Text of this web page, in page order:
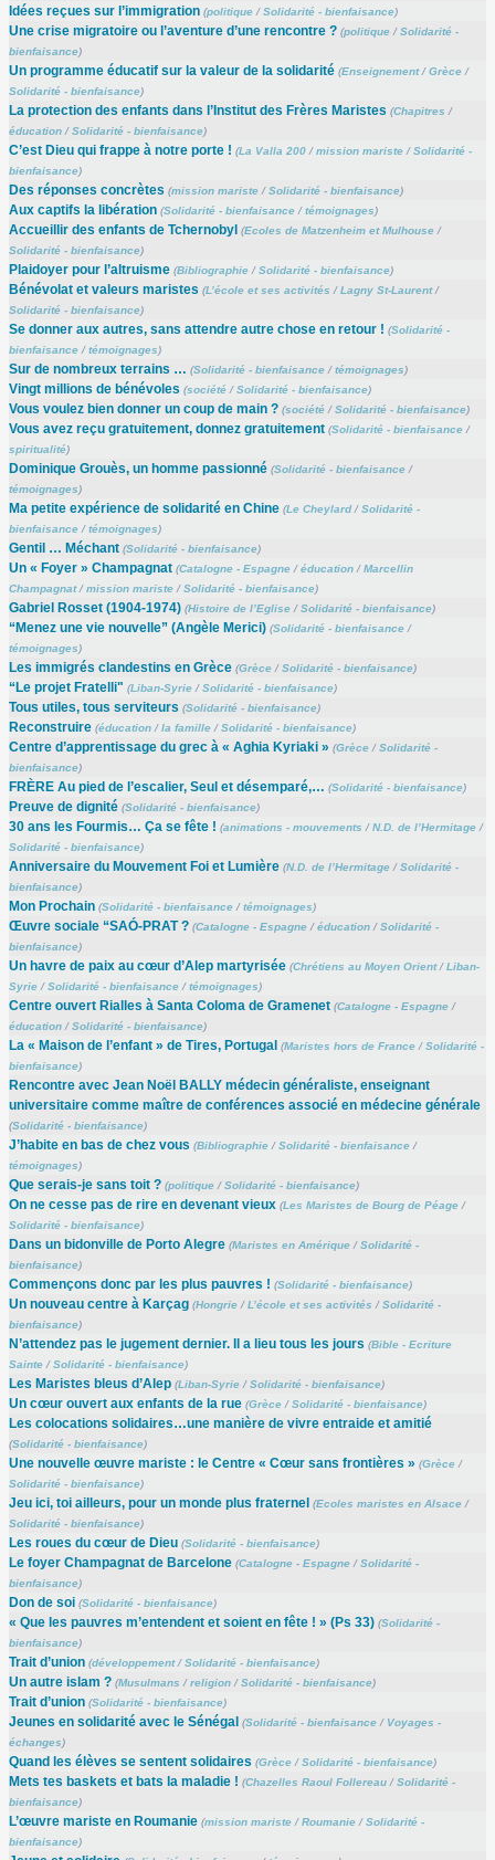
Idées reçues sur l’immigration (politique/Solidarité - bienfaisance)
Une crise migratoire ou l’aventure d’une rencontre ? (politique/Solidarité -
bienfaisance)
Un programme éducatif sur la valeur de la solidarité (Enseignement/Grèce/
Solidarité - bienfaisance)
La protection des enfants dans l’Institut des Frères Maristes (Chapitres /
éducation/Solidarité - bienfaisance)
C’est Dieu qui frappe à notre porte ! (La Valla 200/mission mariste/Solidarité -
bienfaisance)
Des réponses concrètes (mission mariste/Solidarité - bienfaisance)
Aux captifs la libération (Solidarité - bienfaisance/témoignages)
Accueillir des enfants de Tchernobyl (Ecoles de Matzenheim et Mulhouse/
Solidarité - bienfaisance)
Plaidoyer pour l’altruisme (Bibliographie/Solidarité - bienfaisance)
Bénévolat et valeurs maristes (L’école et ses activités /Lagny St-Laurent/
Solidarité - bienfaisance)
Se donner aux autres, sans attendre autre chose en retour ! (Solidarité -
bienfaisance/témoignages)
Sur de nombreux terrains … (Solidarité - bienfaisance/témoignages)
Vingt millions de bénévoles (société/Solidarité - bienfaisance)
Vous voulez bien donner un coup de main ? (société/Solidarité - bienfaisance)
Vous avez reçu gratuitement, donnez gratuitement (Solidarité - bienfaisance/
spiritualité)
Dominique Grouès, un homme passionné (Solidarité - bienfaisance/
témoignages)
Ma petite expérience de solidarité en Chine (Le Cheylard/Solidarité -
bienfaisance/témoignages)
Gentil … Méchant (Solidarité - bienfaisance)
Un « Foyer » Champagnat (Catalogne - Espagne/éducation/Marcellin
Champagnat/mission mariste/Solidarité - bienfaisance)
Gabriel Rosset (1904-1974) (Histoire de l’Eglise/Solidarité - bienfaisance)
“Menez une vie nouvelle” (Angèle Merici) (Solidarité - bienfaisance/
témoignages)
Les immigrés clandestins en Grèce (Grèce/Solidarité - bienfaisance)
“Le projet Fratelli" (Liban-Syrie/Solidarité - bienfaisance)
Tous utiles, tous serviteurs (Solidarité - bienfaisance)
Reconstruire (éducation/la famille/Solidarité - bienfaisance)
Centre d’apprentissage du grec à « Aghia Kyriaki » (Grèce/Solidarité -
bienfaisance)
FRÈRE Au pied de l’escalier, Seul et désemparé,… (Solidarité - bienfaisance)
Preuve de dignité (Solidarité - bienfaisance)
30 ans les Fourmis… Ça se fête ! (animations - mouvements /N.D. de l’Hermitage/
Solidarité - bienfaisance)
Anniversaire du Mouvement Foi et Lumière (N.D. de l’Hermitage/Solidarité -
bienfaisance)
Mon Prochain (Solidarité - bienfaisance/témoignages)
Œuvre sociale “SAÓ-PRAT ? (Catalogne - Espagne/éducation/Solidarité -
bienfaisance)
Un havre de paix au cœur d’Alep martyrisée (Chrétiens au Moyen Orient/Liban-
Syrie/Solidarité - bienfaisance/témoignages)
Centre ouvert Rialles à Santa Coloma de Gramenet (Catalogne - Espagne/
éducation/Solidarité - bienfaisance)
La « Maison de l’enfant » de Tires, Portugal (Maristes hors de France/Solidarité -
bienfaisance)
Rencontre avec Jean Noël BALLY médecin généraliste, enseignant
universitaire comme maître de conférences associé en médecine générale
(Solidarité - bienfaisance)
J’habite en bas de chez vous (Bibliographie/Solidarité - bienfaisance/
témoignages)
Que serais-je sans toit ? (politique/Solidarité - bienfaisance)
On ne cesse pas de rire en devenant vieux (Les Maristes de Bourg de Péage/
Solidarité - bienfaisance)
Dans un bidonville de Porto Alegre (Maristes en Amérique/Solidarité -
bienfaisance)
Commençons donc par les plus pauvres ! (Solidarité - bienfaisance)
Un nouveau centre à Karçag (Hongrie/L’école et ses activités /Solidarité -
bienfaisance)
N’attendez pas le jugement dernier. Il a lieu tous les jours (Bible - Ecriture
Sainte/Solidarité - bienfaisance)
Les Maristes bleus d’Alep (Liban-Syrie/Solidarité - bienfaisance)
Un cœur ouvert aux enfants de la rue (Grèce/Solidarité - bienfaisance)
Les colocations solidaires…une manière de vivre entraide et amitié
(Solidarité - bienfaisance)
Une nouvelle œuvre mariste : le Centre « Cœur sans frontières » (Grèce/
Solidarité - bienfaisance)
Jeu ici, toi ailleurs, pour un monde plus fraternel (Ecoles maristes en Alsace/
Solidarité - bienfaisance)
Les roues du cœur de Dieu (Solidarité - bienfaisance)
Le foyer Champagnat de Barcelone (Catalogne - Espagne/Solidarité -
bienfaisance)
Don de soi (Solidarité - bienfaisance)
« Que les pauvres m’entendent et soient en fête ! » (Ps 33) (Solidarité -
bienfaisance)
Trait d’union (développement/Solidarité - bienfaisance)
Un autre islam ? (Musulmans /religion/Solidarité - bienfaisance)
Trait d’union (Solidarité - bienfaisance)
Jeunes en solidarité avec le Sénégal (Solidarité - bienfaisance/ Voyages -
échanges)
Quand les élèves se sentent solidaires (Grèce/Solidarité - bienfaisance)
Mets tes baskets et bats la maladie ! (Chazelles Raoul Follereau/Solidarité -
bienfaisance)
L’œuvre mariste en Roumanie (mission mariste/Roumanie/Solidarité -
bienfaisance)